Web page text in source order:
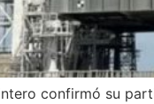
confirmó su